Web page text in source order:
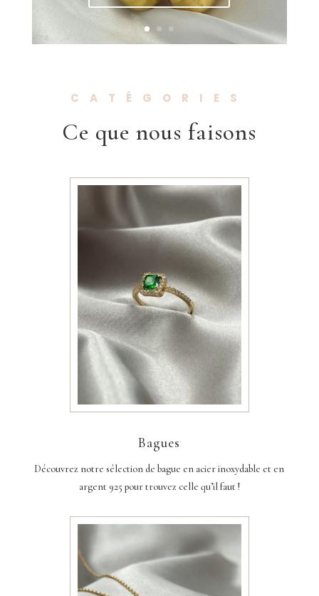
CATÉGORIES
Ce que nous faisons
Bagues
Découvrez notre sélection de bague en acier inoxydable et en
argent 925 pour trouvez celle qu’il faut !